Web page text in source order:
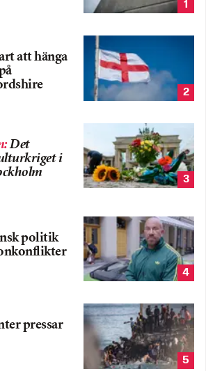
1
att hänga
2
:Det
i
3
politik
4
pressar
5